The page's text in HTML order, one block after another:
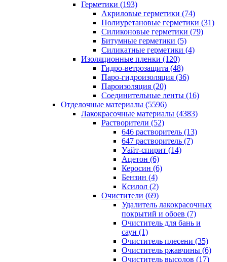
Герметики (193)
Акриловые герметики (74)
Полиуретановые герметики (31)
Силиконовые герметики (79)
Битумные герметики (5)
Силикатные герметики (4)
Изоляционные пленки (120)
Гидро-ветрозащита (48)
Паро-гидроизоляция (36)
Пароизоляция (20)
Соединительные ленты (16)
Отделочные материалы (5596)
Лакокрасочные материалы (4383)
Растворители (52)
646 растворитель (13)
647 растворитель (7)
Уайт-спирит (14)
Ацетон (6)
Керосин (6)
Бензин (4)
Ксилол (2)
Очистители (69)
Удалитель лакокрасочных
покрытий и обоев (7)
Очиститель для бань и
саун (1)
Очиститель плесени (35)
Очиститель ржавчины (6)
Очиститель высолов (17)